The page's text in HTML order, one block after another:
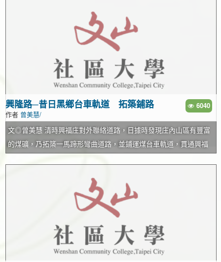
候，今年則慶祝成道1,129週年。平日來指南宮參拜，廟裡頗為幽
靜，不妨在正殿旁的「自在茶亭」小坐品茗。 儒道釋三教同尊的建
築特色 指南宮除了本殿之外，又陸續修建了大成殿、凌霄寶殿、大
雄寶殿，建築多屬中國宮殿式風格，其中，於大成殿奉祀至聖先
師，凌霄寶殿則以道教為主體，奉祀玉皇上帝、三清道祖與三官大
帝等；大雄寶殿供奉釋迦佛祖、阿彌陀佛、藥師佛與觀音菩薩等。
大雄費殿樓高7層，其中供奉的一尊釋迦牟尼金佛是以9種金屬礦石
在泰國鑄造，是很特別的一尊神像。民國55年落成的凌霄寶殿則是
指南宮位置最高的建築，也是俯瞰大臺北最好的欣賞點。三官殿位
於凌霄寶殿的第5、6層，分別奉祀三官大帝和玉皇上帝，諸位神明
爬山或想少走一點路，可多加利用公車棕 5、530至指南宮站再步行
5至10分鐘即可抵達，如搭乘貓空遊園公車左線則可在指南宮後山纜
車站下車，步行3至5分鐘就是凌霄寶殿了。 周邊山林步道…
聚了六、七種蕨附生共存，整座山頭蕨類種類多達44種，是就近認
識這類古老植物生長方式的好所在。 鳥況也十分豐富，常見的約有
二、三十種。春天以後，昆蟲紛紛出籠，扁鍬形蟲、象鼻蟲、星天
牛等常在此地出沒，斯文豪攀晰、麗紋石龍子等也是常見的爬蟲
類。不趕時間的話慢慢走，帶著圖鑑、望遠鏡仔細觀察，會是一趟
收穫豐碩的生態之旅。 步道終點就是仙巖廟，可遠眺臺北盆地及對
面的蟾蜍山，居高望遠，視野遼闊。此地也是一睹「仙跡」風采的
重要據點。傳說當年呂洞賓曾打算追求八仙中唯一的女性何仙姑，
卻不被接受，還一個不小心被何仙姑推下凡界，他一個跟蹌，一腳
踩在今日公館的蟾蜍山上，另一腳就重重地踩在景美仙跡岩上，由
竟。 來去動物園看大明星 木柵另一座高知名度的廟宇，就是指南
宮，俗稱「仙公廟」，供奉呂洞賓，為臺灣道教聖地之一，終年香
客不斷。從指南路山腳停車場往上走，得經過1,200個石階才能抵達
廟門，曾有人說「多爬一個階梯可以多活20秒」，那麼登頂指南宮
一趟，將近可以多活7個小時！這兒有個特別傳說，據傳呂洞賓當年
追求何仙姑失敗，因此特別見不得別人感情好，因此情侶最好避免
傳，這個場景，被一群「不怕跌入山谷，只為幫社區找山蘇」的志
工改變，譜出一段綠色奇蹟……。 雞婆派看不慣 垃圾堆變後花園
走進萬寧街與軍功路交接處的「芳寧公園」，裡面種滿了植栽，有
土生土長的枹柚樹、球狀的金露花，迷你的筆筒樹、山蘇，腳底下
踩著透水性極佳的鋪面，隱約可以感受到土壤快樂的心跳聲，造型
簡約的路燈因為靠著太陽能發電而生生不息；公園週邊的花兒盛開
著迎接春天，櫻花凋謝了，卻也出現粉嫩新枝。偶爾，會看到松鼠
在樹林間出沒，也會目睹不到3公分大的小青蛙騰空跳躍。 4年前，
它是一處名實不符的「文山47號公園」，因為雜草長得比人高，擋
住人車視線而交通事故頻傳；放眼望去盡是廢棄的石堆、貨櫃車、
處所選定的「全國植樹綠美化模範社區」。 林美蘭，一位7、8年前
移居此地的新住民，早就「看不慣」這塊被荒置多年的枯萎林地，
2001年成立「芳寧杜區發展協會」，試圖改變歷史。他們的第一步
是向市政府認養這座人人聞之色變的「三角錐」，開始變臉計畫。
當時市府已開始有系列地鼓勵地方進行社區改造，文山社區規畫師
楊致祥於次年向都市發展局提細部設計，並向內政部申請到10萬元
興隆路─昔日黑鄉台車軌道 拓築鋪路
作者 曾美慧/
6040
文◎曾美慧 清時興福庄對外聯絡道路，日據時發現庄內山區有豐富
的煤礦，乃拓築一馬蹄形彎曲道路，並鋪運煤台車軌道，貫通興福
學 ◎全長：四、四九八公尺 文山區與字頭的里名有十里，皆是昔
日興福庄聚落的範圍，漢人開墾之前為霧裡薛社原住民漁獵場所。
乾隆二十五年(一七六０年)余文儀《續修台灣府志》裡已有興福庄記
載，乾隆五十四年(一七八九年)福建泉州安溪縣許氏堂兄弟與鄉親共
分十五股合力開墾興福庄荒地，嘉慶之後人們慣稱「十五份庄」，
日據時稱「十五份保」，光復後又改名興福村。民國三十九年景美